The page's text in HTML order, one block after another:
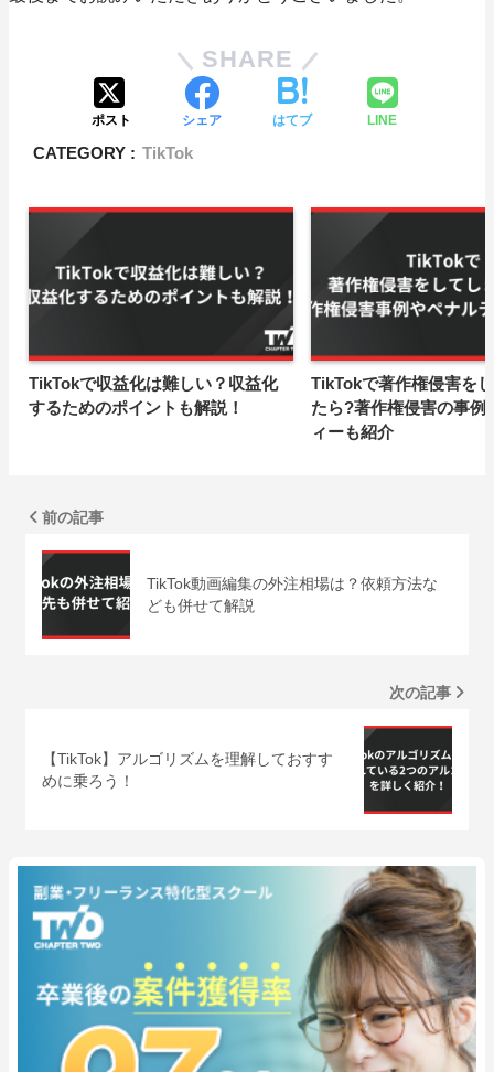
SHARE
ポスト シェア はてブ LINE
CATEGORY : TikTok
TikTokで収益化は難しい？収益化
するためのポイントも解説！
TikTokで著作権侵害を
たら?著作権侵害の事例
ィーも紹介
前の記事
TikTok動画編集の外注相場は？依頼方法な
ども併せて解説
次の記事
【TikTok】アルゴリズムを理解しておすす
めに乗ろう！